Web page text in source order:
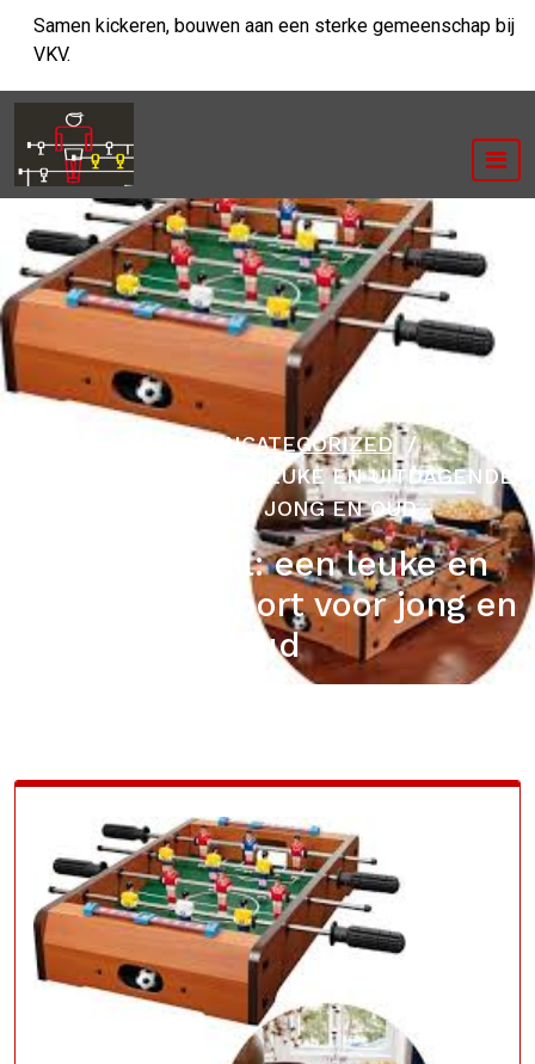
naar
inhoud
Samen kickeren, bouwen aan een sterke gemeenschap bij
VKV.
UNCATEGORIZED/
TAFELVOETBAL: EEN LEUKE EN UITDAGENDE
SPORT VOOR JONG EN OUD
Tafelvoetbal: een leuke en
uitdagende sport voor jong en
oud